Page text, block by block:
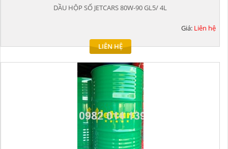
DẦU HỘP SỐ JETCARS 80W-90 GL5/ 4L
Giá: Liên hệ
LIÊN HỆ